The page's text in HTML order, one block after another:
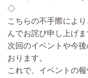
◇
こちらの不手際によ
んでお詫び申し上げま
次回のイベントや今
おります。
これで、イベントの報